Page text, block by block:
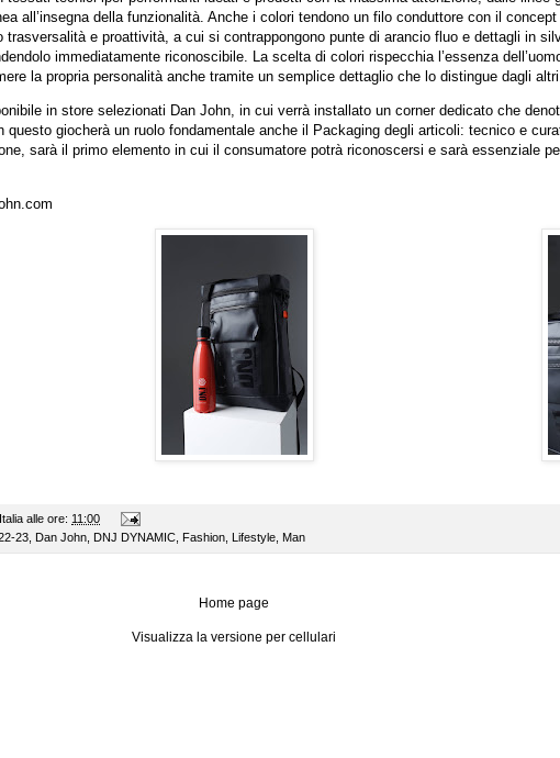
all’insegna della funzionalità. Anche i colori tendono un filo conduttore con il
e proattività, a cui si contrappongono punte di arancio fluo e dettagli in
immediatamente riconoscibile. La scelta di colori rispecchia l’essenza
la propria personalità anche tramite un semplice dettaglio che lo distingue dagli altri.
in store selezionati Dan John, in cui verrà installato un corner dedicato che
giocherà un ruolo fondamentale anche il Packaging degli articoli: tecnico e
sarà il primo elemento in cui il consumatore potrà riconoscersi e sarà essenziale
alle ore: 11:00
23 Dan John DNJ DYNAMIC Fashion Lifestyle Man
Home page
Visualizza la versione per cellulari